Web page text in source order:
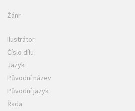
Žánr
Ilustrátor
Číslo dílu
Jazyk
Původní název
Původní jazyk
Řada